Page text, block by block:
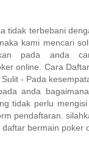
tidak terbebani
kami mencari
pada anda
online. Cara
- Pada
anda
tidak perlu
pendaftaran.
bermain poker